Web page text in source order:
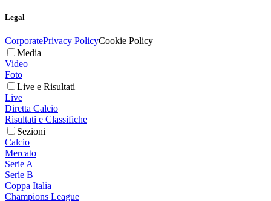
Legal
CorporatePrivacy PolicyCookie Policy
Media
Video
Foto
Live e Risultati
Live
Diretta Calcio
Risultati e Classifiche
Sezioni
Calcio
Mercato
Serie A
Serie B
Coppa Italia
Champions League